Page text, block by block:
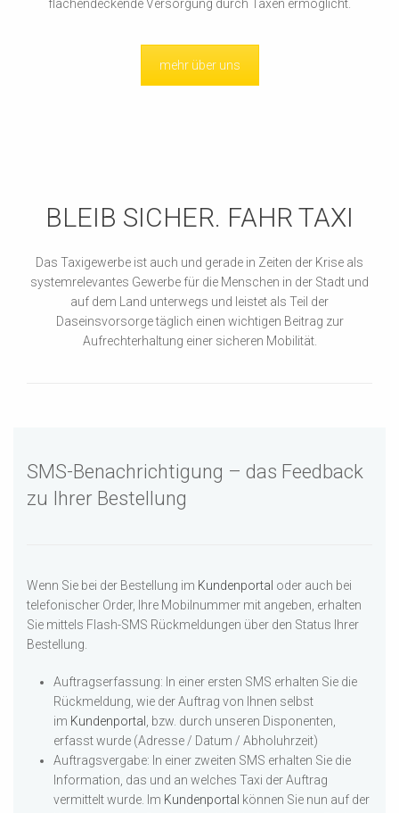
flächendeckende Versorgung durch Taxen ermöglicht.
mehr über uns
BLEIB SICHER. FAHR TAXI
Das Taxigewerbe ist auch und gerade in Zeiten der Krise als
systemrelevantes Gewerbe für die Menschen in der Stadt und
auf dem Land unterwegs und leistet als Teil der
Daseinsvorsorge täglich einen wichtigen Beitrag zur
Aufrechterhaltung einer sicheren Mobilität.
SMS-Benachrichtigung – das Feedback
zu Ihrer Bestellung
Wenn Sie bei der Bestellung im Kundenportal oder auch bei
telefonischer Order, Ihre Mobilnummer mit angeben, erhalten
Sie mittels Flash-SMS Rückmeldungen über den Status Ihrer
Bestellung.
Auftragserfassung: In einer ersten SMS erhalten Sie die
Rückmeldung, wie der Auftrag von Ihnen selbst
im Kundenportal
, bzw. durch unseren Disponenten,
erfasst wurde (Adresse / Datum / Abholuhrzeit)
Auftragsvergabe: In einer zweiten SMS erhalten Sie die
Information, das und an welches Taxi der Auftrag
vermittelt wurde. Im Kundenportal können Sie nun auf der